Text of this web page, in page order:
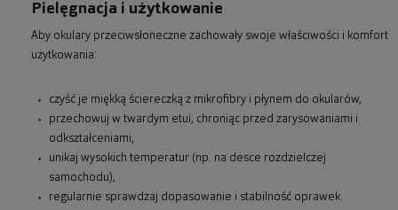
Pielęgnacja i użytkowanie
Aby okulary przeciwsłoneczne zachowały swoje właściwości i komfort
użytkowania:
czyść je miękką ściereczką z mikrofibry i płynem do okularów,
przechowuj w twardym etui, chroniąc przed zarysowaniami i
odkształceniami,
unikaj wysokich temperatur (np. na desce rozdzielczej
samochodu),
regularnie sprawdzaj dopasowanie i stabilność oprawek.